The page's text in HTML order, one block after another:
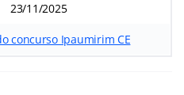
23/11/2025
concurso Ipaumirim CE